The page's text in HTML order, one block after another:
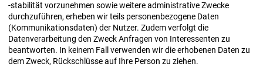
-stabilität vorzunehmen sowie weitere administrative Zwecke
durchzuführen, erheben wir teils personenbezogene Daten
(Kommunikationsdaten) der Nutzer. Zudem verfolgt die
Datenverarbeitung den Zweck Anfragen von Interessenten zu
beantworten. In keinem Fall verwenden wir die erhobenen Daten zu
dem Zweck, Rückschlüsse auf Ihre Person zu ziehen.